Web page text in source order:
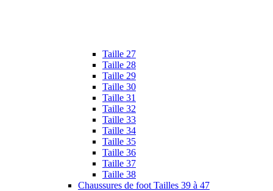
Taille 27
Taille 28
Taille 29
Taille 30
Taille 31
Taille 32
Taille 33
Taille 34
Taille 35
Taille 36
Taille 37
Taille 38
Chaussures de foot Tailles 39 à 47